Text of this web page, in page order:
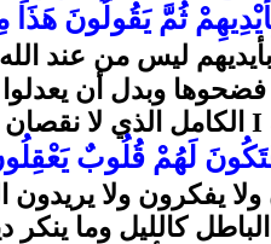
ثُمَّ يَقُولُونَ
ليس من عند الله
وبدل أن
I الكامل الذي لا
لَهُمْ قُلُوبٌ
ولا يفكرون ولا
كالليل وما